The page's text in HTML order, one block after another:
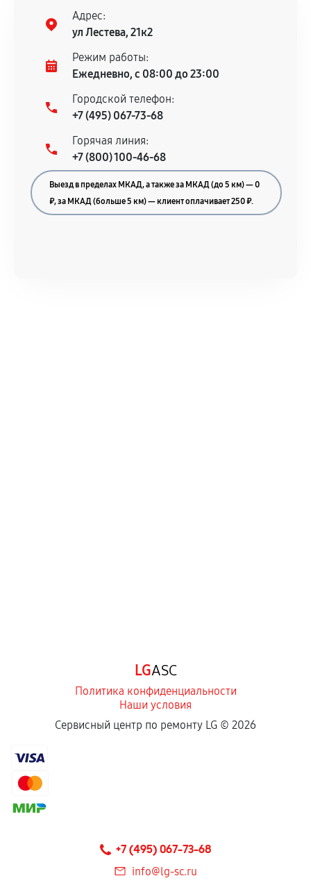
Адрес:
ул Лестева, 21к2
Режим работы:
Ежедневно, с 08:00 до 23:00
Городской телефон:
+7 (495) 067-73-68
Горячая линия:
+7 (800) 100-46-68
Выезд в пределах МКАД, а также за МКАД (до 5 км) — 0
₽, за МКАД (больше 5 км) — клиент оплачивает 250 ₽.
LGASC
Политика конфиденциальности
Наши условия
Сервисный центр по ремонту LG © 2026
+7 (495) 067-73-68
info@lg-sc.ru